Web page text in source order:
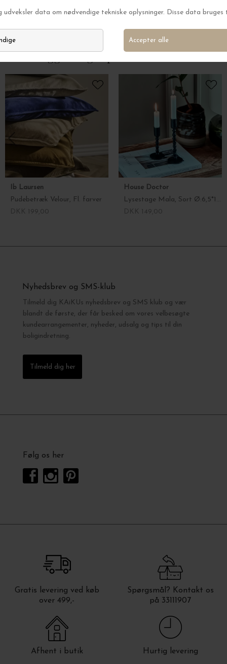
Pude Grand, Off-White/Chocolate 50*50
Pude Fold
Andre kiggede også på
Ib Laursen
Pudebetræk Velour, Fl. farver
House Doctor
Lysestage Mala, Sort Ø:6,5*18,5
Nyhedsbrev og SMS-klub
Tilmeld dig KAiKUs nyhedsbrev og SMS klub og vær
blandt de første, der får besked om vores velbesøgte
kundearrangementer, nyheder, udsalg og tips til din
boligindretning.
Tilmeld dig her
Følg os her
Gratis levering ved køb
over 499,-
Spørgsmål? Kontakt os
på 33111907
Afhent i butik Hurtig levering